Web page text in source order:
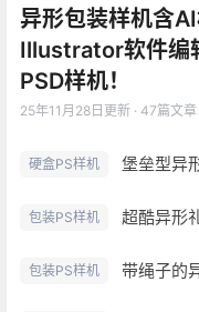
异形包装样机含
Illustrator软件编
PSD样机！
25年11月28日 更新 · 47篇文章
硬盒PS样机 堡垒型异
包装PS样机 超酷异形
包装PS样机 带绳子的